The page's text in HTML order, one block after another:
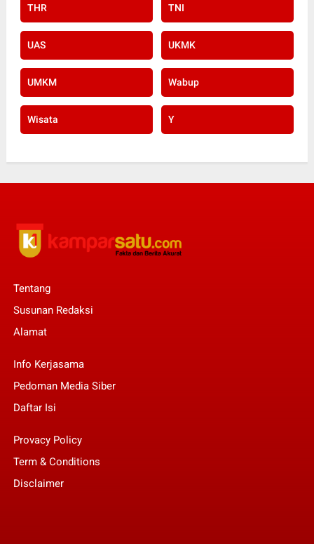
THR TNI
UAS UKMK
UMKM Wabup
Wisata Y
Tentang
Susunan Redaksi
Alamat
Info Kerjasama
Pedoman Media Siber
Daftar Isi
Provacy Policy
Term & Conditions
Disclaimer